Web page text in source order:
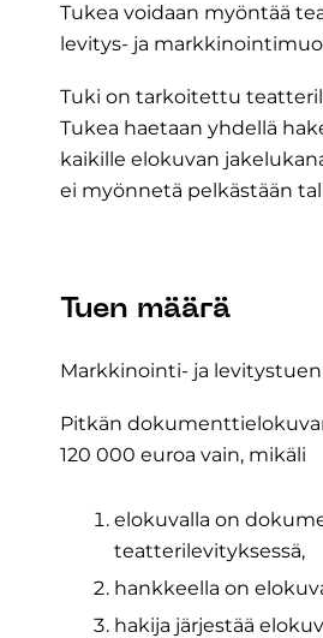
Tukea voidaan myöntää
levitys- ja
Tuki on tarkoitettu
Tukea haetaan yhdellä
kaikille elokuvan
ei myönnetä pelkästään
Tuen määrä
Markkinointi- ja
Pitkän
120 000 euroa vain, mikäli
elokuvalla on
teatterilevityksessä,
hankkeella on
hakija järjestää